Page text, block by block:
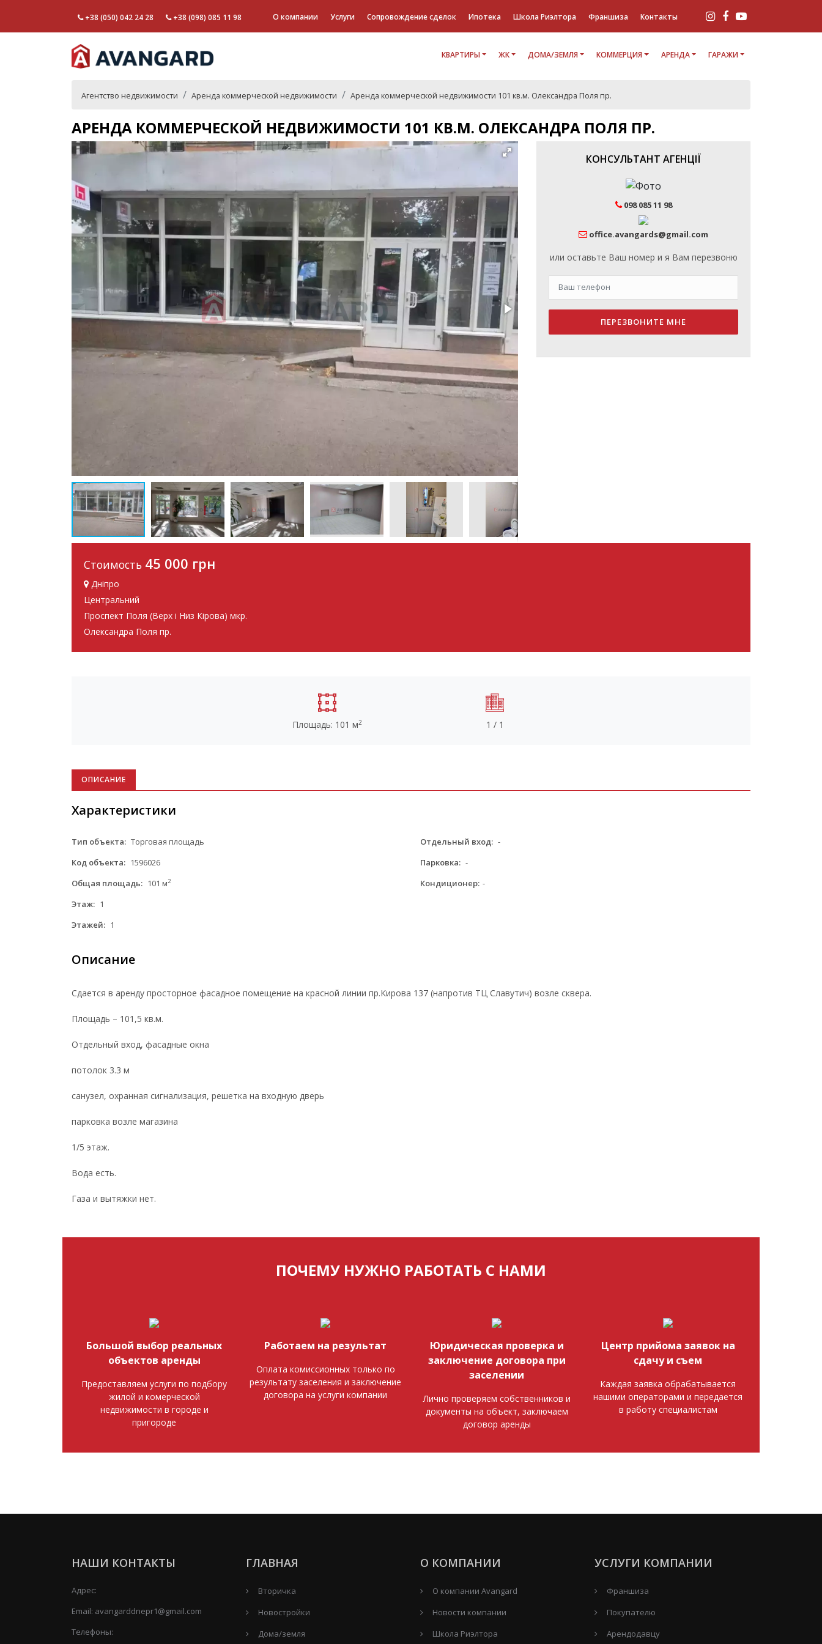
+38 (050) 042 24 28 +38 (098) 085 11 98 О компании Услуги Сопровождение сделок Ипотека Школа Риэлтора Франшиза Контакты
КВАРТИРЫ ЖК ДОМА/ЗЕМЛЯ КОММЕРЦИЯ АРЕНДА ГАРАЖИ
Агентство недвижимости Аренда коммерческой недвижимости Аренда коммерческой недвижимости 101 кв.м. Олександра Поля пр.
АРЕНДА КОММЕРЧЕСКОЙ НЕДВИЖИМОСТИ 101 КВ.М. ОЛЕКСАНДРА ПОЛЯ ПР.
КОНСУЛЬТАНТ АГЕНЦІЇ
098 085 11 98
office.avangards@gmail.com
или оставьте Ваш номер и я Вам перезвоню
ПЕРЕЗВОНИТЕ МНЕ
Стоимость 45 000 грн
Дніпро
Центральний
Проспект Поля (Верх і Низ Кірова) мкр.
Олександра Поля пр.
Площадь: 101 м2 1 / 1
ОПИСАНИЕ
Характеристики
Тип объекта: Торговая площадь
Код объекта: 1596026
Общая площадь: 101 м2
Этаж: 1
Этажей: 1
Отдельный вход: -
Парковка: -
Кондиционер: -
Описание
Сдается в аренду просторное фасадное помещение на красной линии пр.Кирова 137 (напротив ТЦ Славутич) возле сквера.
Площадь – 101,5 кв.м.
Отдельный вход, фасадные окна
потолок 3.3 м
санузел, охранная сигнализация, решетка на входную дверь
парковка возле магазина
1/5 этаж.
Вода есть.
Газа и вытяжки нет.
ПОЧЕМУ НУЖНО РАБОТАТЬ С НАМИ
Большой выбор реальных
объектов аренды
Предоставляем услуги по подбору
жилой и комерческой
недвижимости в городе и
пригороде
Работаем на результат
Оплата комиссионных только по
результату заселения и заключение
договора на услуги компании
Юридическая проверка и
заключение договора при
заселении
Лично проверяем собственников и
документы на объект, заключаем
договор аренды
Центр прийома заявок на
сдачу и съем
Каждая заявка обрабатывается
нашими операторами и передается
в работу специалистам
НАШИ КОНТАКТЫ
Адрес:
Email: avangarddnepr1@gmail.com
Телефоны:
ГЛАВНАЯ
Вторичка
Новостройки
Дома/земля
О КОМПАНИИ
О компании Avangard
Новости компании
Школа Риэлтора
УСЛУГИ КОМПАНИИ
Франшиза
Покупателю
Арендодавцу